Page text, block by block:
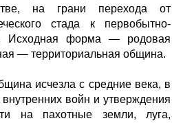
на грани перехода от
стада к первобытно-
Исходная форма — родовая
— территориальная община.
исчезла с средние века, в
войн и утверждения
на пахотные земли, луга,